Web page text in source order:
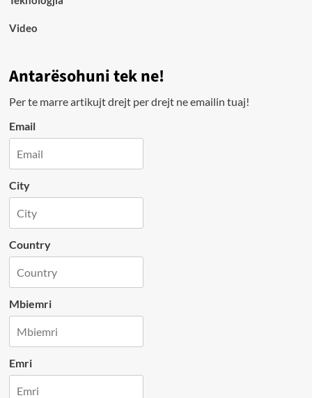
Video
Antarësohuni tek ne!
Per te marre artikujt drejt per drejt ne emailin tuaj!
Email
City
Country
Mbiemri
Emri